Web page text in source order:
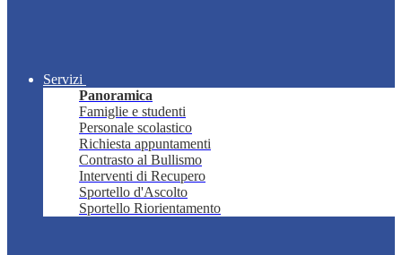
Servizi
Panoramica
Famiglie e studenti
Personale scolastico
Richiesta appuntamenti
Contrasto al Bullismo
Interventi di Recupero
Sportello d'Ascolto
Sportello Riorientamento